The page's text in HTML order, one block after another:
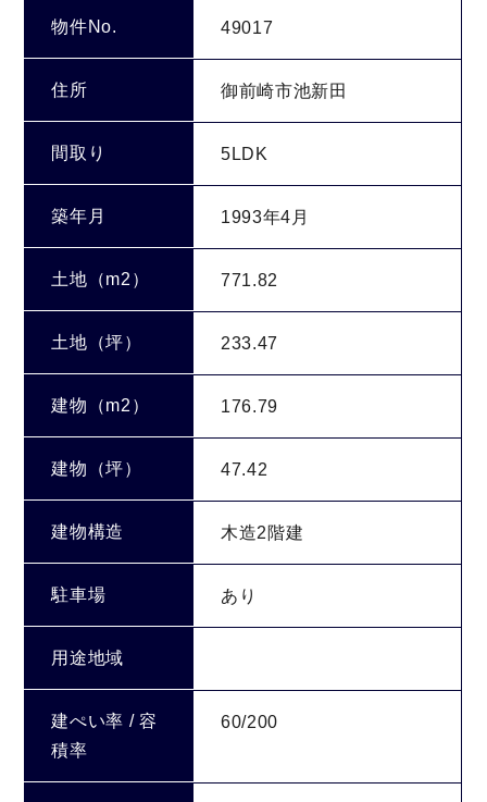
物件No. 49017
住所 御前崎市池新田
間取り 5LDK
築年月 1993年4月
土地（m2） 771.82
土地（坪） 233.47
建物（m2） 176.79
建物（坪） 47.42
建物構造 木造2階建
駐車場 あり
用途地域
建ぺい率 / 容
積率
60/200